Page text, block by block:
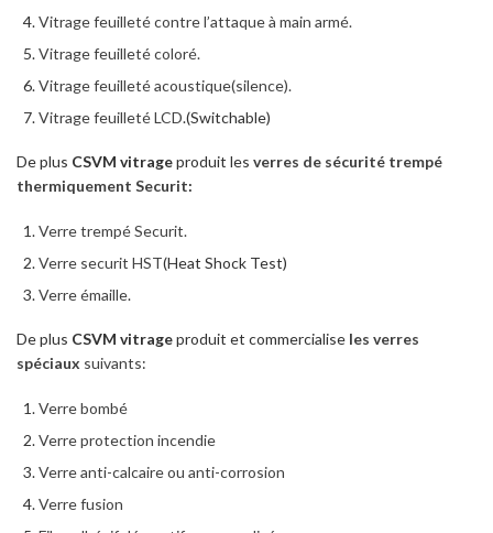
Vitrage feuilleté contre l’attaque à main armé.
Vitrage feuilleté coloré.
Vitrage feuilleté acoustique(silence).
Vitrage feuilleté LCD.(Switchable)
De plus CSVM vitrageproduit les verres de sécurité trempé
thermiquement Securit:
Verre trempé Securit.
Verre securit HST(Heat Shock Test)
Verre émaille.
De plus CSVM vitrageproduit et commercialise les verres
spéciaux suivants:
Verre bombé
Verre protection incendie
Verre anti-calcaire ou anti-corrosion
Verre fusion